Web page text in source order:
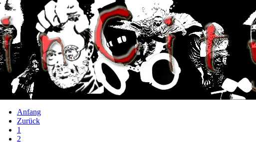
Anfang
Zurück
1
2